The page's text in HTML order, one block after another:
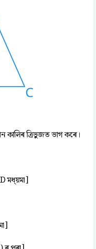
কালিৰ ত্ৰিভুজত ভাগ কৰে।
মধ্য়মা]